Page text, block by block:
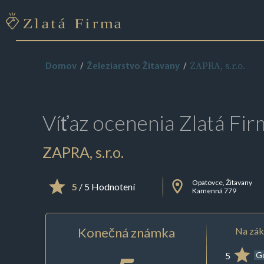
Domov Železiarstvo Žitavany ZAPRA, s.r.o.
Víťaz ocenenia Zlatá
ZAPRA, s.r.o.
5 / 5 Hodnotení
Opatovce, Žitavany
Kamenná 779
Konečná známka Na
5